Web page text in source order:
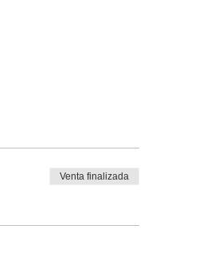
Venta finalizada